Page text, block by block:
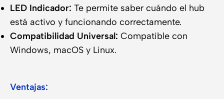
LED Indicador: Te permite saber cuándo el hub
está activo y funcionando correctamente.
Compatibilidad Universal: Compatible con
Windows, macOS y Linux.
Ventajas: